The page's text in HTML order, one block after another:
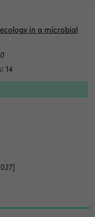
in a microbial
14